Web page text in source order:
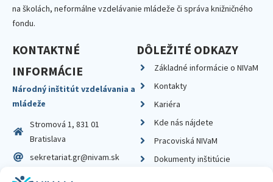
na školách, neformálne vzdelávanie mládeže či správa knižničného
fondu.
KONTAKTNÉ
INFORMÁCIE
Národný inštitút vzdelávania a
mládeže
Stromová 1, 831 01
Bratislava
sekretariat.gr@nivam.sk
IČO: 00164348
DÔLEŽITÉ ODKAZY
Základné informácie o NIVaM
Kontakty
Kariéra
Kde nás nájdete
Pracoviská NIVaM
Dokumenty inštitúcie